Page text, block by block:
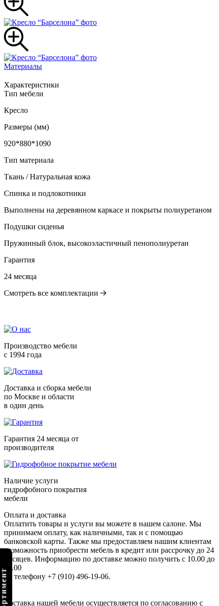
Материалы
Характеристики
Тип мебели
Кресло
Размеры (мм)
920*880*1090
Тип материала
Ткань / Натуральная кожа
Спинка и подлокотники
Выполнены на деревянном каркасе и покрыты полиуретаном
Подушки сиденья
Пружинный блок, высокоэластичный пенополиуретан
Гарантия
24 месяца
Смотреть все комплектации
Производство мебели
с 1994 года
Доставка и сборка мебели
по Москве и области
в один день
Гарантия 24 месяца от
производителя
Наличие услуги
гидрофобного покрытия
мебели
Оплата и доставка
Оплатить товары и услуги вы можете в нашем салоне. Мы
принимаем оплату, как наличными, так и с помощью
банковской карты. Также мы предоставляем нашим клиентам
возможность приобрести мебель в кредит или рассрочку до 24
месяцев. Информацию по доставке можно получить с 10.00 до
22.00
по телефону +7 (910) 496-19-06.
Доставка нашей мебели осуществляется по согласованию с